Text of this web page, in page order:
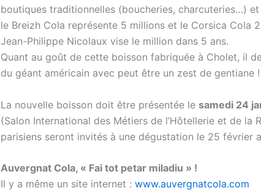
boutiques traditionnelles (boucheries, charcuteries…)
le Breizh Cola représente 5 millions et le Corsica Cola
Jean-Philippe Nicolaux vise le million dans 5 ans.
Quant au goût de cette boisson fabriquée à Cholet, il
du géant américain avec peut être un zest de gentiane !
La nouvelle boisson doit être présentée le samedi 24
(Salon International des Métiers de l’Hôtellerie et de la
parisiens seront invités à une dégustation le 25 février
Auvergnat Cola, « Fai tot petar miladiu » !
Il y a même un site internet : www.auvergnatcola.com